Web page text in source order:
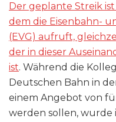
Der geplante Streik
dem die Eisenbahn-
(EVG) aufruft,
der in dieser
ist. Während die
Deutschen Bahn in
einem Angebot von
werden sollen, wurde